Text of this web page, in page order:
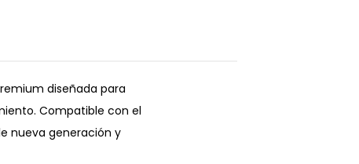
diseñada para
Compatible con el
nueva generación y